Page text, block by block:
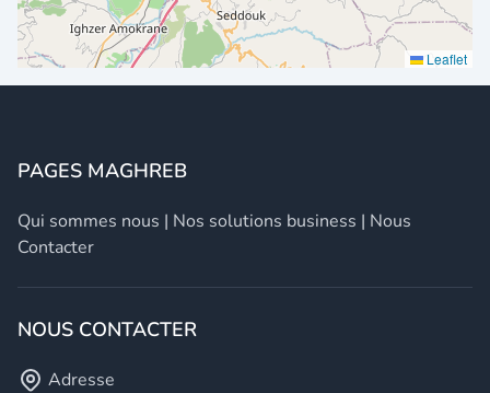
Leaflet
PAGES MAGHREB
Qui sommes nous | Nos solutions business | Nous
Contacter
NOUS CONTACTER
Adresse